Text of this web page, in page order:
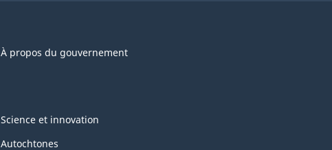
À propos du gouvernement
Science et innovation
Autochtones